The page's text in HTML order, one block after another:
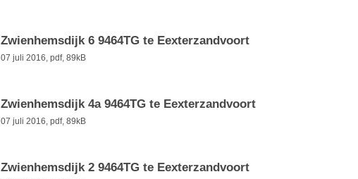
Zwienhemsdijk 6 9464TG te Eexterzandvoort
07 juli 2016, pdf, 89kB
Zwienhemsdijk 4a 9464TG te Eexterzandvoort
07 juli 2016, pdf, 89kB
Zwienhemsdijk 2 9464TG te Eexterzandvoort